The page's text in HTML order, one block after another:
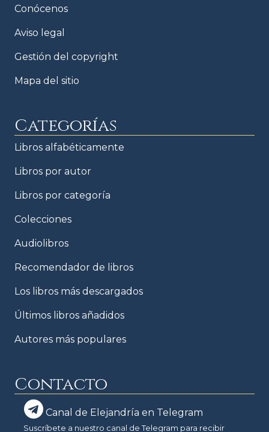
Conócenos
Aviso legal
Gestión del copyright
Mapa del sitio
Categorías
Libros alfabéticamente
Libros por autor
Libros por categoría
Colecciones
Audiolibros
Recomendador de libros
Los libros más descargados
Últimos libros añadidos
Autores más populares
Contacto
Canal de Elejandría en Telegram
Suscríbete a nuestro canal de Telegram para recibir